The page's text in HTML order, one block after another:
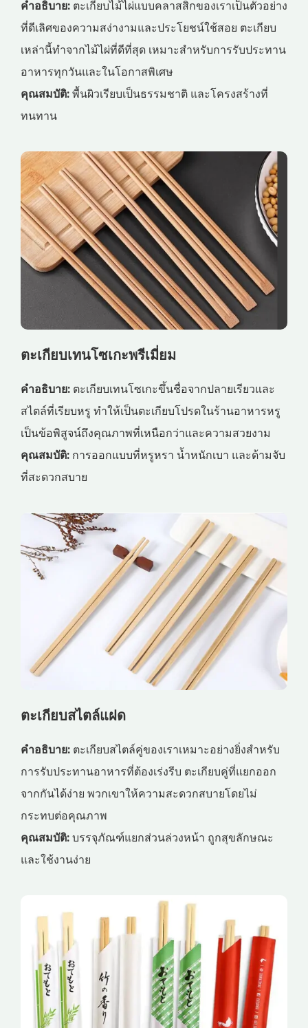
คำอธิบาย: ตะเกียบไม้ไผ่แบบคลาสสิกของเราเป็นตัวอย่าง
ที่ดีเลิศของความสง่างามและประโยชน์ใช้สอย ตะเกียบ
เหล่านี้ทำจากไม้ไผ่ที่ดีที่สุด เหมาะสำหรับการรับประทาน
อาหารทุกวันและในโอกาสพิเศษ
คุณสมบัติ:พื้นผิวเรียบเป็นธรรมชาติ และโครงสร้างที่
ทนทาน
ตะเกียบเทนโซเกะพรีเมี่ยม
คำอธิบาย: ตะเกียบเทนโซเกะขึ้นชื่อจากปลายเรียวและ
สไตล์ที่เรียบหรู ทำให้เป็นตะเกียบโปรดในร้านอาหารหรู
เป็นข้อพิสูจน์ถึงคุณภาพที่เหนือกว่าและความสวยงาม
คุณสมบัติ: การออกแบบที่หรูหรา น้ำหนักเบา และด้ามจับ
ที่สะดวกสบาย
ตะเกียบสไตล์แฝด
คำอธิบาย: ตะเกียบสไตล์คู่ของเราเหมาะอย่างยิ่งสำหรับ
การรับประทานอาหารที่ต้องเร่งรีบ ตะเกียบคู่ที่แยกออก
จากกันได้ง่าย พวกเขาให้ความสะดวกสบายโดยไม่
กระทบต่อคุณภาพ
คุณสมบัติ:บรรจุภัณฑ์แยกส่วนล่วงหน้า ถูกสุขลักษณะ
และใช้งานง่าย